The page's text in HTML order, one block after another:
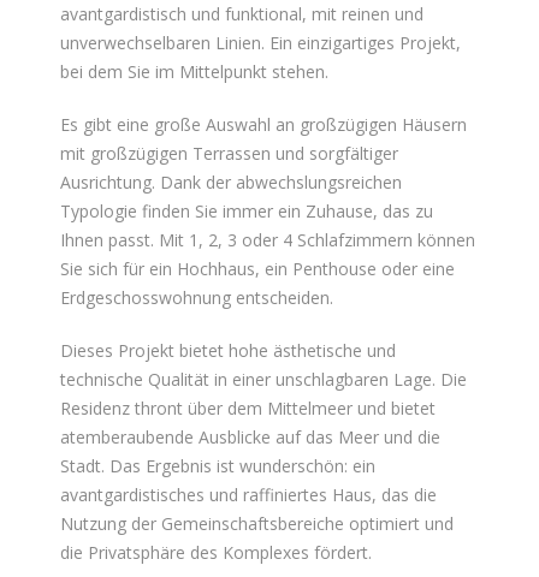
avantgardistisch und funktional, mit reinen und
unverwechselbaren Linien. Ein einzigartiges Projekt,
bei dem Sie im Mittelpunkt stehen.
Es gibt eine große Auswahl an großzügigen Häusern
mit großzügigen Terrassen und sorgfältiger
Ausrichtung. Dank der abwechslungsreichen
Typologie finden Sie immer ein Zuhause, das zu
Ihnen passt. Mit 1, 2, 3 oder 4 Schlafzimmern können
Sie sich für ein Hochhaus, ein Penthouse oder eine
Erdgeschosswohnung entscheiden.
Dieses Projekt bietet hohe ästhetische und
technische Qualität in einer unschlagbaren Lage. Die
Residenz thront über dem Mittelmeer und bietet
atemberaubende Ausblicke auf das Meer und die
Stadt. Das Ergebnis ist wunderschön: ein
avantgardistisches und raffiniertes Haus, das die
Nutzung der Gemeinschaftsbereiche optimiert und
die Privatsphäre des Komplexes fördert.